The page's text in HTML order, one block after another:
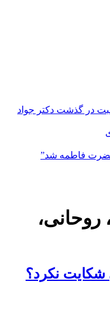
در گذشت دکتر جواد
حضرت فاطمه شد”
روحانی،
شکایت نکرد؟